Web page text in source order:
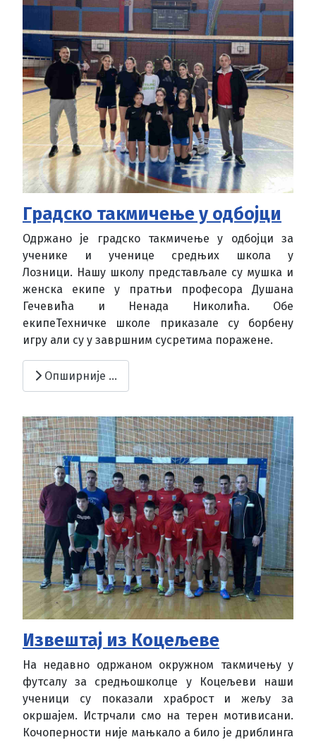
Градско такмичење у одбојци
Одржано је градско такмичење у одбојци за
ученике и ученице средњих школа у
Лозници. Нашу школу представљале су мушка и
женска екипе у пратњи професора Душана
Гечевића и Ненада Николића. Обе
екипеТехничке школе приказале су борбену
игру али су у завршним сусретима поражене.
Опширније …
Извештај из Коцељеве
На недавно одржаном окружном такмичењу у
футсалу за средњошколце у Коцељеви наши
ученици су показали храброст и жељу за
окршајем. Истрчали смо на терен мотивисани.
Кочоперности није мањкало а било је дриблинга